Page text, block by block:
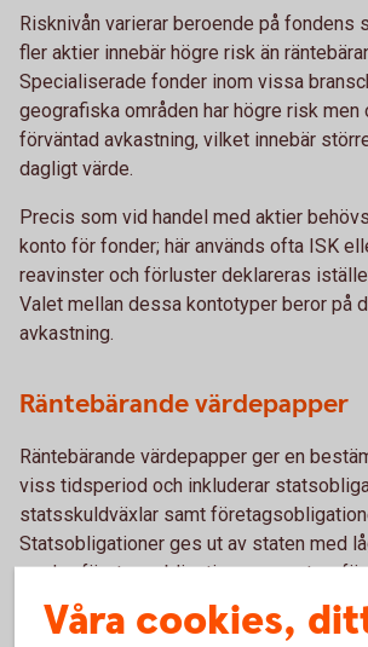
Risknivån varierar beroende på fondens
fler aktier innebär högre risk än
Specialiserade fonder inom vissa
geografiska områden har högre risk men
förväntad avkastning, vilket innebär
dagligt värde.
Precis som vid handel med aktier
konto för fonder; här används ofta ISK
reavinster och förluster deklareras
Valet mellan dessa kontotyper beror på
avkastning.
Räntebärande värdepapper
Räntebärande värdepapper ger en
viss tidsperiod och inkluderar
statsskuldväxlar samt
Statsobligationer ges ut av staten med
medan företagsobligationer ges ut av
kreditrisk eftersom företagen oftast har
kreditvärdighet än staten.
Våra cookies,